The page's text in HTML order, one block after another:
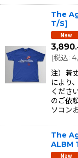
The
T/S]
3,890
(税込:
注）着
により
くださ
のご依
ソコン
The
ALBM